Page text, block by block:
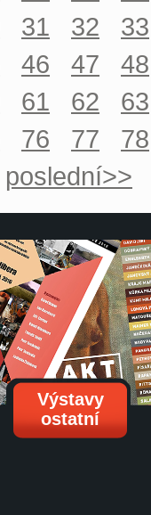
31 32
33
46 47
48
61 62
63
76 77
78
poslední>>
Výstavy
ostatní